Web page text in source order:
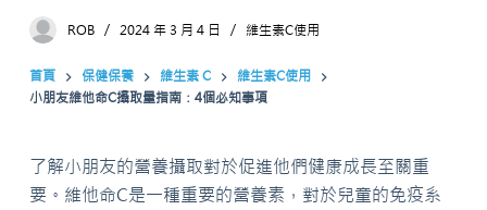
ROB 2024 年 3 月 4 日 維生素C使用
首頁 保健保養 維生素 C
維生素C使用
小朋友維他命C攝取量指南：4個必知事項
了解小朋友的營養攝取對於促進他們健康成長至關重
要。維他命C是一種重要的營養素，對於兒童的免疫系